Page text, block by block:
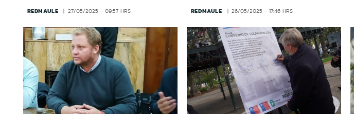
REDMAULE 27/05/2025 - 09:57 HRS REDMAULE 26/05/2025 - 17:46 HRS